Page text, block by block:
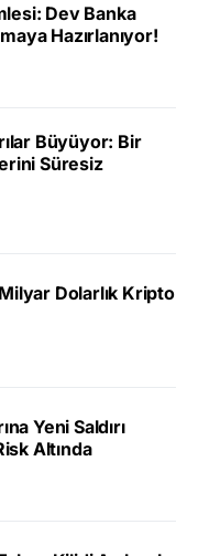
Dev Banka
Hazırlanıyor!
Büyüyor: Bir
Süresiz
Dolarlık Kripto
Yeni Saldırı
Altında